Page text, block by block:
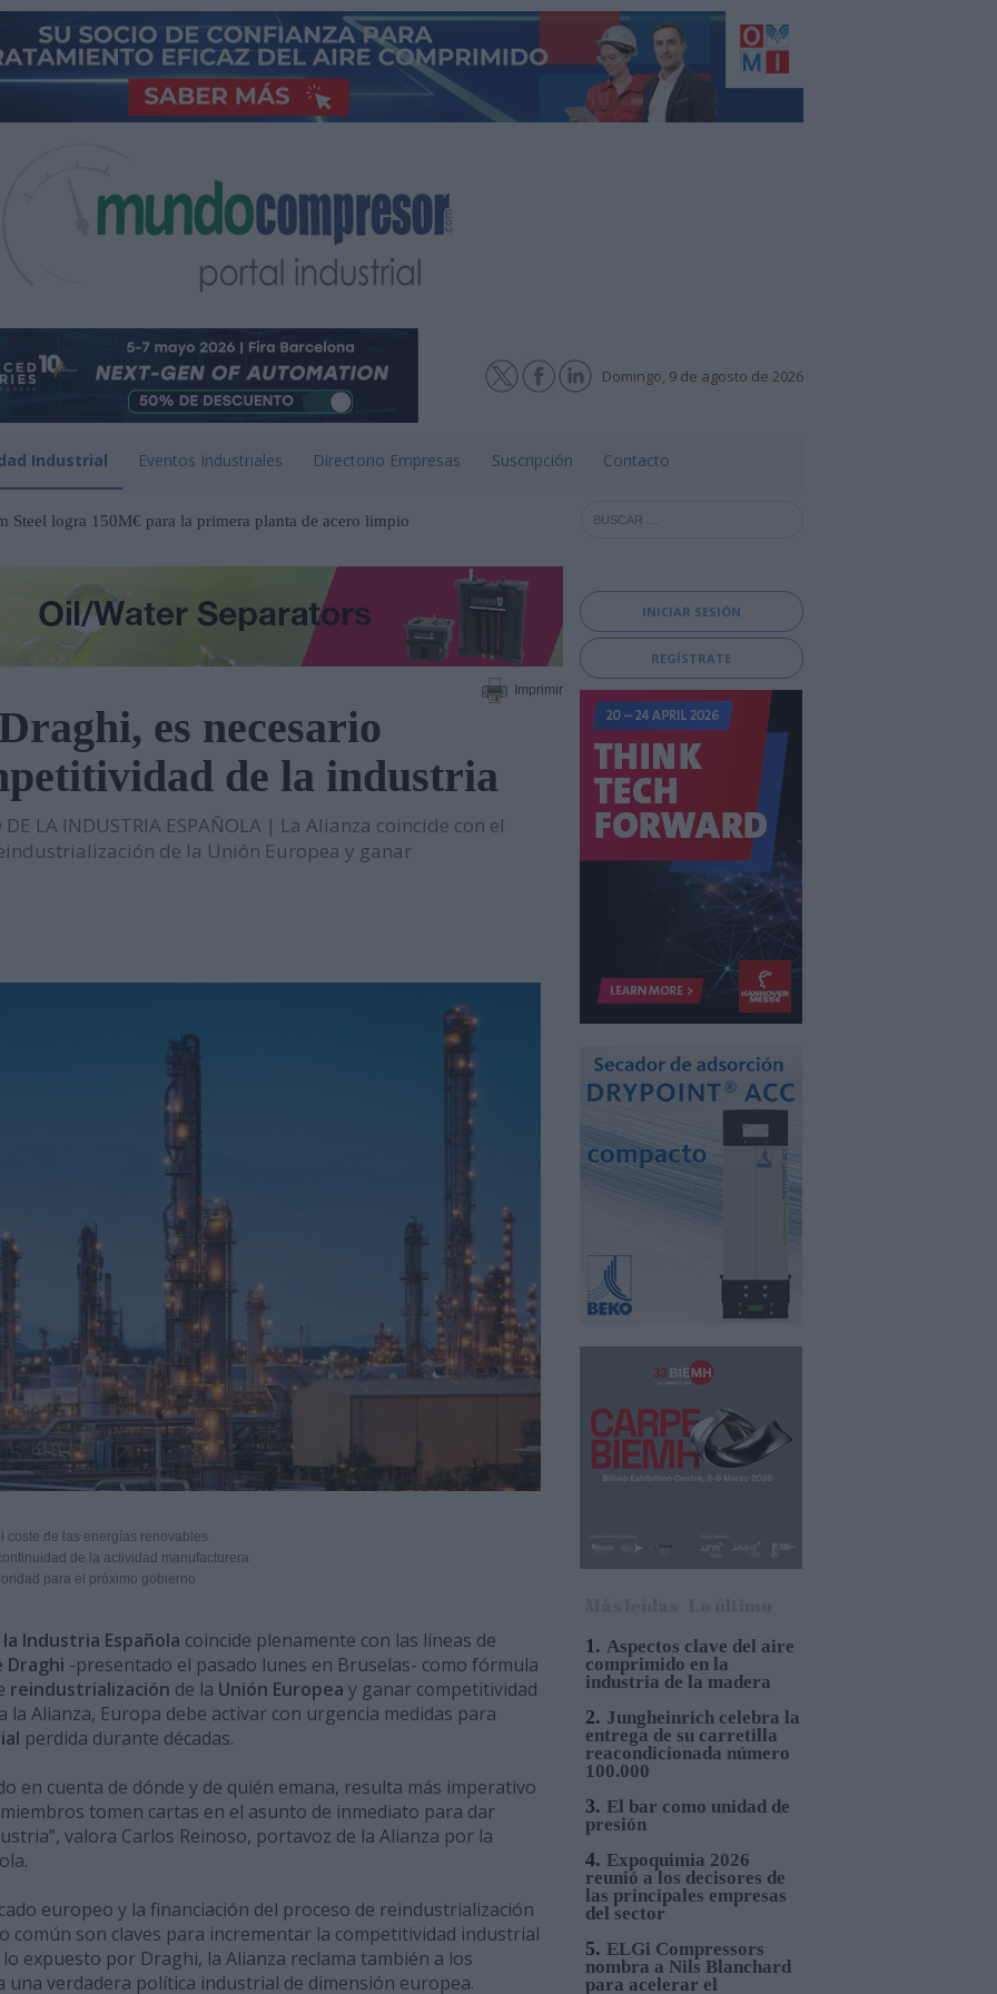
Domingo, 9 de agosto de 2026
Industrial Eventos Industriales Directorio Empresas Suscripción Contacto
Steel logra 150M€ para la primera planta de acero limpio
del nuevo Hospital de Mandurah (Australia)
de distribución de Eisenhart Laeppché GmbH en
Frimley Park en Inglaterra
un entorno estratégico para impulsar inversiones y
en EP Equipment
en el Metro de Santiago de Chile
al servicio del mantenimiento industrial
nuevas oportunidades de negocio con grandes
de negocio en la 10ª edición de AdditƐD
de la depuradora de Cajamarca en Perú
de una veintena de países de los cinco continentes
para reducir averías y costes
de 6 ejes Motoman GP215L
Nils Blanchard para acelerar el crecimiento sostenible en
multiplicar inventario, urgencias ni costes ocultos
digital de pH/ORP de alta presión y alta temperatura
Imprimir
es necesario
de la industria
DE LA INDUSTRIA ESPAÑOLA | La Alianza coincide con el
de la Unión Europea y ganar
coste de las energías renovables
de la actividad manufacturera
para el próximo gobierno
Industria Española coincide plenamente con las líneas de
Draghi -presentado el pasado lunes en Bruselas- como fórmula
reindustrialización de la Unión Europea y ganar competitividad
la Alianza, Europa debe activar con urgencia medidas para
perdida durante décadas.
en cuenta de dónde y de quién emana, resulta más imperativo
tomen cartas en el asunto de inmediato para dar
valora Carlos Reinoso, portavoz de la Alianza por la
europeo y la financiación del proceso de reindustrialización
común son claves para incrementar la competitividad industrial
expuesto por Draghi, la Alianza reclama también a los
una verdadera política industrial de dimensión europea.
INICIAR SESIÓN
REGÍSTRATE
1. Aspectos clave del aire
comprimido en la
industria de la madera
2. Jungheinrich celebra la
entrega de su carretilla
reacondicionada número
100.000
3. El bar como unidad de
presión
4. Expoquimia 2026
reunió a los decisores de
las principales empresas
del sector
5. ELGi Compressors
nombra a Nils Blanchard
para acelerar el